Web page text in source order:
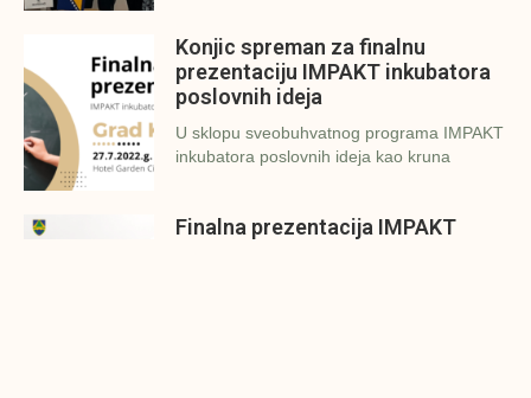
Konjic spreman za finalnu
prezentaciju IMPAKT inkubatora
poslovnih ideja
U sklopu sveobuhvatnog programa IMPAKT
inkubatora poslovnih ideja kao kruna
Finalna prezentacija IMPAKT